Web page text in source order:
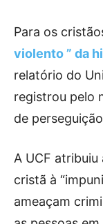
Para os
violento ” da
relatório do
registrou pelo
de
A UCF
cristã à
ameaçam